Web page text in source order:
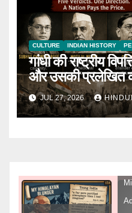
CULTURE INDIAN HISTORY
गांधी की राष्ट्रीय
और उसकी प्रलेखित
JUL 27, 2026